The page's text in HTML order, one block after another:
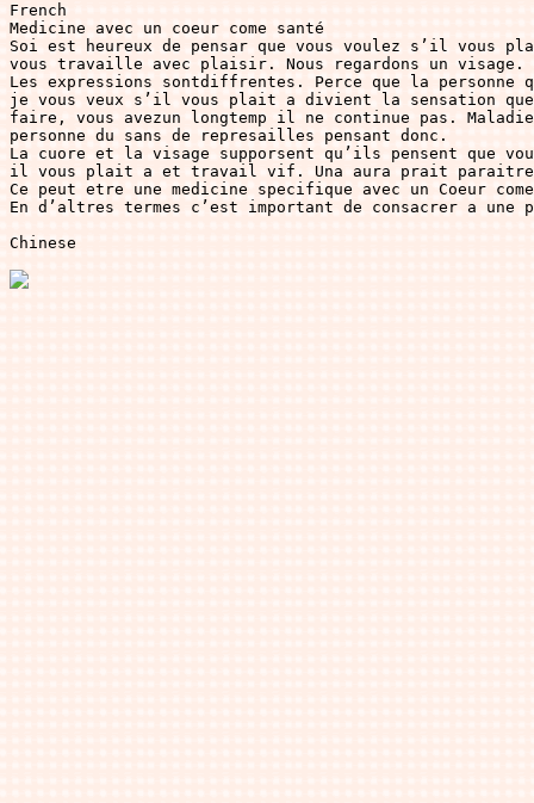
French
Medicine avec un coeur come santé
Soi est heureux de pensar que vous voulez s’il vous
vous travaille avec plaisir. Nous regardons un visage.
Les expressions sontdiffrentes. Perce que la personne
je vous veux s’il vous plait a divient la sensation
faire, vous avezun longtemp il ne continue pas.
personne du sans de represailles pensant donc.
La cuore et la visage supporsent qu’ils pensent que
il vous plait a et travail vif. Una aura prait
Ce peut etre une medicine specifique avec un Coeur
En d’altres termes c’est important de consacrer a une